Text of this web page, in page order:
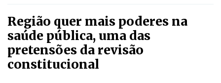
Região quer mais poderes na
saúde pública, uma das
pretensões da revisão
constitucional